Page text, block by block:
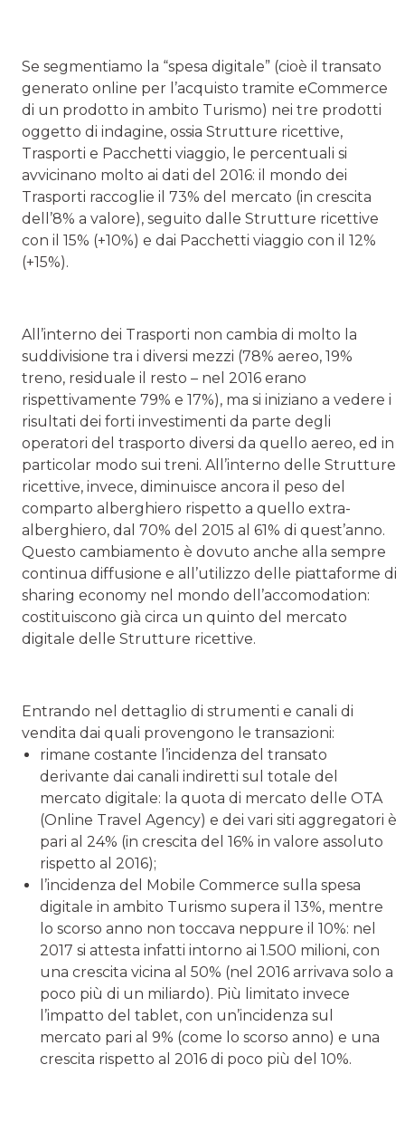
Se segmentiamo la “spesa digitale” (cioè il transato
generato online per l’acquisto tramite eCommerce
di un prodotto in ambito Turismo) nei tre prodotti
oggetto di indagine, ossia Strutture ricettive,
Trasporti e Pacchetti viaggio, le percentuali si
avvicinano molto ai dati del 2016: il mondo dei
Trasporti raccoglie il 73% del mercato (in crescita
dell’8% a valore), seguito dalle Strutture ricettive
con il 15% (+10%) e dai Pacchetti viaggio con il 12%
(+15%).
All’interno dei Trasporti non cambia di molto la
suddivisione tra i diversi mezzi (78% aereo, 19%
treno, residuale il resto – nel 2016 erano
rispettivamente 79% e 17%), ma si iniziano a vedere i
risultati dei forti investimenti da parte degli
operatori del trasporto diversi da quello aereo, ed in
particolar modo sui treni. All’interno delle Strutture
ricettive, invece, diminuisce ancora il peso del
comparto alberghiero rispetto a quello extra-
alberghiero, dal 70% del 2015 al 61% di quest’anno.
Questo cambiamento è dovuto anche alla sempre
continua diffusione e all’utilizzo delle piattaforme di
sharing economy nel mondo dell’accomodation:
costituiscono già circa un quinto del mercato
digitale delle Strutture ricettive.
Entrando nel dettaglio di strumenti e canali di
vendita dai quali provengono le transazioni:
rimane costante l’incidenza del transato
derivante dai canali indiretti sul totale del
mercato digitale: la quota di mercato delle OTA
(Online Travel Agency) e dei vari siti aggregatori è
pari al 24% (in crescita del 16% in valore assoluto
rispetto al 2016);
l’incidenza del Mobile Commerce sulla spesa
digitale in ambito Turismo supera il 13%, mentre
lo scorso anno non toccava neppure il 10%: nel
2017 si attesta infatti intorno ai 1.500 milioni, con
una crescita vicina al 50% (nel 2016 arrivava solo a
poco più di un miliardo). Più limitato invece
l’impatto del tablet, con un’incidenza sul
mercato pari al 9% (come lo scorso anno) e una
crescita rispetto al 2016 di poco più del 10%.